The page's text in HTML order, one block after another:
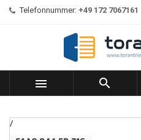
Telefonnummer: +49 172 7067161
 
/